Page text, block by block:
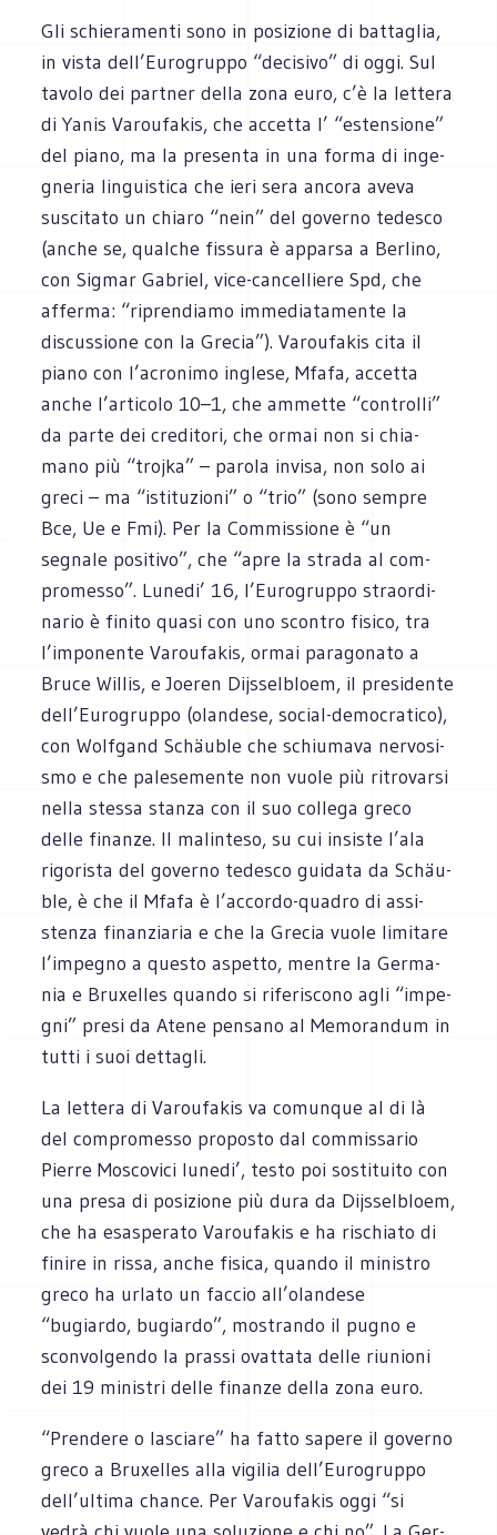
Gli schie­ra­menti sono in posi­zione di bat­ta­glia,
in vista dell’Eurogruppo “deci­sivo” di oggi. Sul
tavolo dei part­ner della zona euro, c’è la let­tera
di Yanis Varou­fa­kis, che accetta l’ “esten­sione”
del piano, ma la pre­senta in una forma di inge­
gne­ria lin­gui­stica che ieri sera ancora aveva
susci­tato un chiaro “nein” del governo tede­sco
(anche se, qual­che fis­sura è apparsa a Ber­lino,
con Sig­mar Gabriel, vice-cancelliere Spd, che
afferma: “ripren­diamo imme­dia­ta­mente la
discus­sione con la Gre­cia”). Varou­fa­kis cita il
piano con l’acronimo inglese, Mfafa, accetta
anche l’articolo 10–1, che ammette “con­trolli”
da parte dei cre­di­tori, che ormai non si chia­
mano più “tro­jka” – parola invisa, non solo ai
greci – ma “isti­tu­zioni” o “trio” (sono sem­pre
Bce, Ue e Fmi). Per la Com­mis­sione è “un
segnale posi­tivo”, che “apre la strada al com­
pro­messo”. Lunedi’ 16, l’Eurogruppo straor­di­
na­rio è finito quasi con uno scon­tro fisico, tra
l’imponente Varou­fa­kis, ormai para­go­nato a
Bruce Wil­lis, e Joe­ren Dijs­sel­bloem, il pre­si­dente
dell’Eurogruppo (olan­dese, social-democratico),
con Wol­fgand Schäu­ble che schiu­mava ner­vo­si­
smo e che pale­se­mente non vuole più ritro­varsi
nella stessa stanza con il suo col­lega greco
delle finanze. Il malin­teso, su cui insi­ste l’ala
rigo­ri­sta del governo tede­sco gui­data da Schäu­
ble, è che il Mfafa è l’accordo-quadro di assi­
stenza finan­zia­ria e che la Gre­cia vuole limi­tare
l’impegno a que­sto aspetto, men­tre la Ger­ma­
nia e Bru­xel­les quando si rife­ri­scono agli “impe­
gni” presi da Atene pen­sano al Memo­ran­dum in
tutti i suoi det­ta­gli.
La let­tera di Varou­fa­kis va comun­que al di là
del com­pro­messo pro­po­sto dal com­mis­sa­rio
Pierre Mosco­vici lunedi’, testo poi sosti­tuito con
una presa di posi­zione più dura da Dijs­sel­bloem,
che ha esa­spe­rato Varou­fa­kis e ha rischiato di
finire in rissa, anche fisica, quando il mini­stro
greco ha urlato un fac­cio all’olandese
“bugiardo, bugiardo”, mostrando il pugno e
scon­vol­gendo la prassi ovat­tata delle riu­nioni
dei 19 mini­stri delle finanze della zona euro.
“Pren­dere o lasciare” ha fatto sapere il governo
greco a Bru­xel­les alla vigi­lia dell’Eurogruppo
dell’ultima chance. Per Varou­fa­kis oggi “si